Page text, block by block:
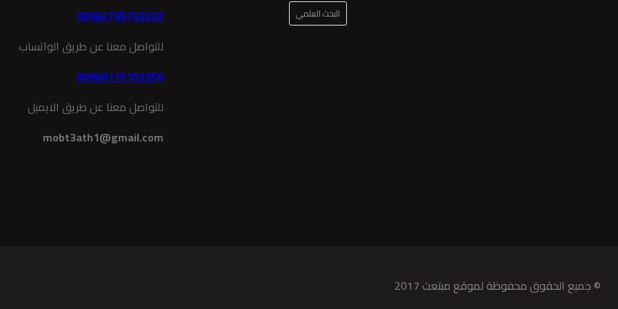
البحث العلمي
00962795763302
للتواصل معنا عن طريق الواتساب
00966115103356
للتواصل معنا عن طريق الايميل
mobt3ath1@gmail.com
© جميع الحقوق محفوظة لموقع مبتعث 2017